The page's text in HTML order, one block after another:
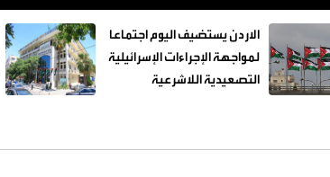
الاردن يستضيف اليوم اجتماعا
لمواجهة الإجراءات الإسرائيلية
التصعيدية اللاشرعية